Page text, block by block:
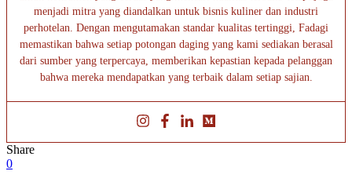
menjadi mitra yang diandalkan untuk bisnis kuliner dan industri
perhotelan. Dengan mengutamakan standar kualitas tertinggi, Fadagi
memastikan bahwa setiap potongan daging yang kami sediakan berasal
dari sumber yang terpercaya, memberikan kepastian kepada pelanggan
bahwa mereka mendapatkan yang terbaik dalam setiap sajian.
Share
0